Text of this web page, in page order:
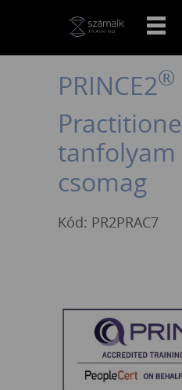
VISSZA
PRINCE2®
tanfolyam
csomag
Kód: PR2PRAC7